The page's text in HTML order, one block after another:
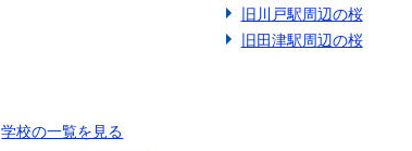
学校の一覧を見る
旧川戸駅周辺の桜
旧田津駅周辺の桜